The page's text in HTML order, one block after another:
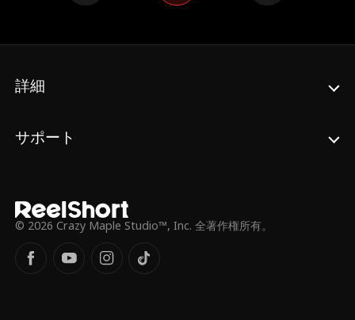
詳細
サポート
© 2026 Crazy Maple Studio™, Inc. 全著作権所有。